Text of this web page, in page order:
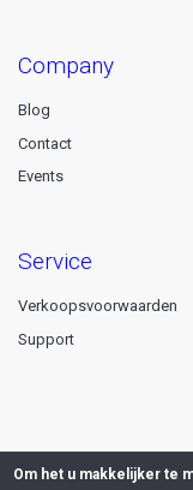
company
Blog
Contact
Events
service
Verkoopsvoorwaarden
Support
Om het u makkelijker te